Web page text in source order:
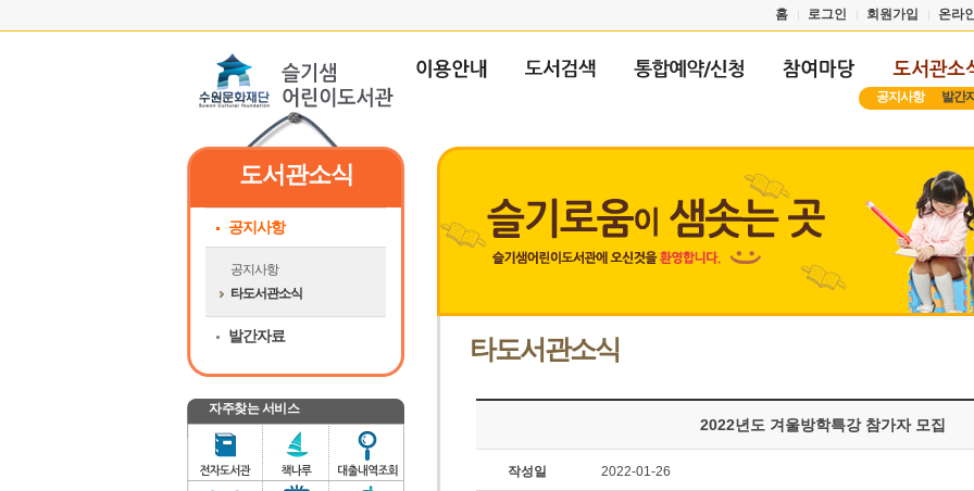
홈 로그인 회원가입 온라
공지사항 발간
도서관소식
공지사항
공지사항
타도서관소식
발간자료
자주찾는 서비스
타도서관소식
2022년도 겨울방학특강 참가자 모집
작성일 2022-01-26